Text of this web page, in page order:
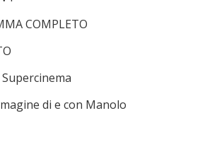
COMPLETO
di e con Manolo